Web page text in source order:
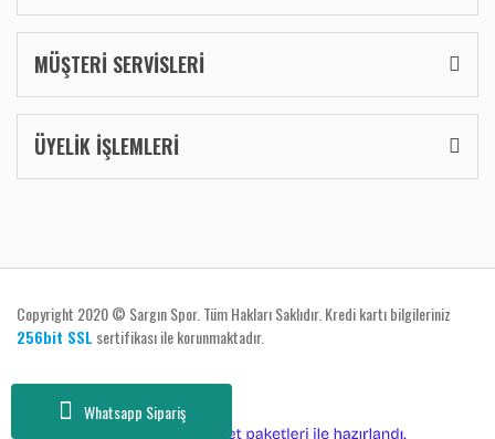
Whatsapp Sipariş
MÜŞTERİ SERVİSLERİ
ÜYELİK İŞLEMLERİ
Copyright 2020 © Sargın Spor. Tüm Hakları Saklıdır. Kredi kartı bilgileriniz
256bit SSL sertifikası ile korunmaktadır.
e-